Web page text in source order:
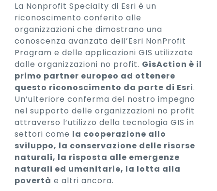
La Nonprofit Specialty di Esri è un
riconoscimento conferito alle
organizzazioni che dimostrano una
conoscenza avanzata dell’Esri NonProfit
Program e delle applicazioni GIS utilizzate
dalle organizzazioni no profit. GisAction è il
primo partner europeo ad ottenere
questo riconoscimento da parte di Esri.
Un’ulteriore conferma del nostro impegno
nel supporto delle organizzazioni no profit
attraverso l’utilizzo della tecnologia GIS in
settori come la cooperazione allo
sviluppo, la conservazione delle risorse
naturali, la risposta alle emergenze
naturali ed umanitarie, la lotta alla
povertà e altri ancora.